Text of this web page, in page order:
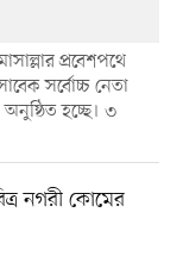
প্রবেশপথে
সর্বোচ্চ নেতা
হচ্ছে। ৩
নগরী কোমের